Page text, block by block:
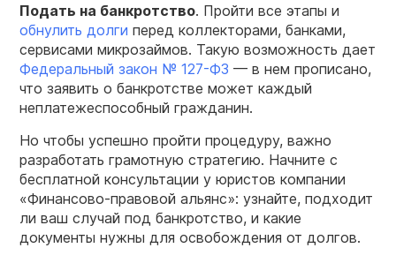
Подать на банкротство. Пройти все этапы и
обнулить долги перед коллекторами, банками,
сервисами микрозаймов. Такую возможность дает
Федеральный закон № 127-ФЗ — в нем прописано,
что заявить о банкротстве может каждый
неплатежеспособный гражданин.
Но чтобы успешно пройти процедуру, важно
разработать грамотную стратегию. Начните с
бесплатной консультации у юристов компании
«Финансово-правовой альянс»: узнайте, подходит
ли ваш случай под банкротство, и какие
документы нужны для освобождения от долгов.